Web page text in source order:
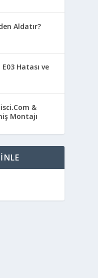
Aldatır?
Hatası ve
&
Montajı